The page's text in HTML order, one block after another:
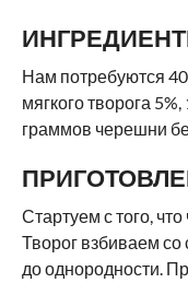
Нам потребуются
мягкого творога
граммов черешни
Стартуем с того,
Творог взбиваем
до однородности.